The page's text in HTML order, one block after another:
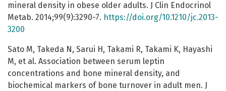
mineral density in obese older adults. J Clin Endocrinol
Metab. 2014;99(9):3290-7. https://doi.org/10.1210/jc.2013-
3200
Sato M, Takeda N, Sarui H, Takami R, Takami K, Hayashi
M, et al. Association between serum leptin
concentrations and bone mineral density, and
biochemical markers of bone turnover in adult men. J